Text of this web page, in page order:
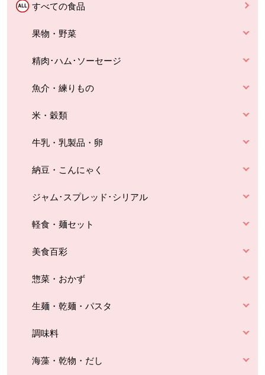
すべての食品
果物・野菜
精肉･ハム･ソーセージ
魚介・練りもの
米・穀類
牛乳・乳製品・卵
納豆・こんにゃく
ジャム･スプレッド･シリアル
軽食・麺セット
美食百彩
惣菜・おかず
生麺・乾麺・パスタ
調味料
海藻・乾物・だし